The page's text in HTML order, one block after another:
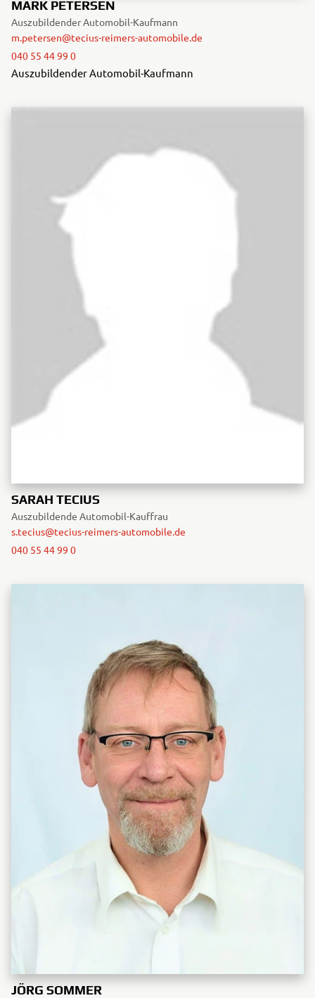
MARK PETERSEN
Auszubildender Automobil-Kaufmann
m.petersen@tecius-reimers-automobile.de
040 55 44 99 0
Auszubildender Automobil-Kaufmann
SARAH TECIUS
Auszubildende Automobil-Kauffrau
s.tecius@tecius-reimers-automobile.de
040 55 44 99 0
JÖRG SOMMER